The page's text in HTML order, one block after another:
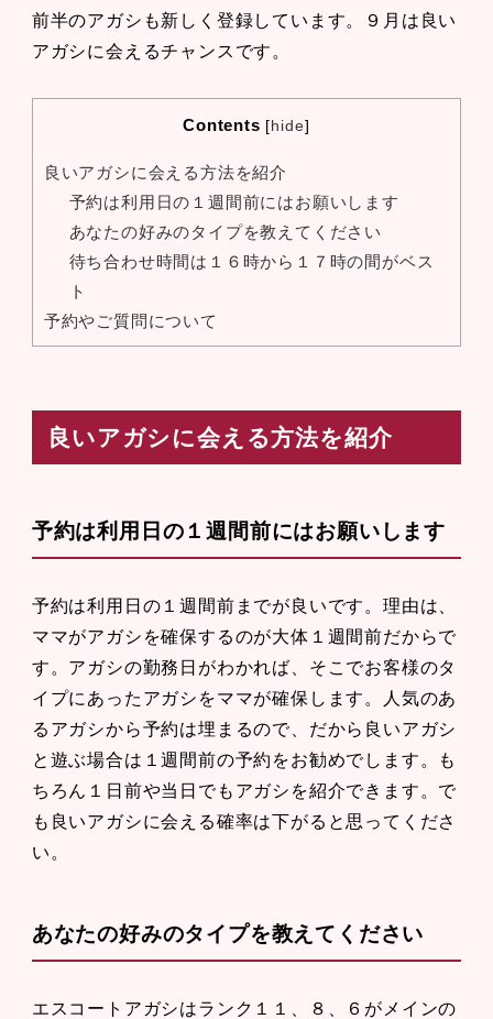
前半のアガシも新しく登録しています。９月は良い
アガシに会えるチャンスです。
Contents [ hide]
良いアガシに会える方法を紹介
予約は利用日の１週間前にはお願いします
あなたの好みのタイプを教えてください
待ち合わせ時間は１６時から１７時の間がベス
ト
予約やご質問について
良いアガシに会える方法を紹介
予約は利用日の１週間前にはお願いします
予約は利用日の１週間前までが良いです。理由は、
ママがアガシを確保するのが大体１週間前だからで
す。アガシの勤務日がわかれば、そこでお客様のタ
イプにあったアガシをママが確保します。人気のあ
るアガシから予約は埋まるので、だから良いアガシ
と遊ぶ場合は１週間前の予約をお勧めでします。も
ちろん１日前や当日でもアガシを紹介できます。で
も良いアガシに会える確率は下がると思ってくださ
い。
あなたの好みのタイプを教えてください
エスコートアガシはランク１１、８、６がメインの